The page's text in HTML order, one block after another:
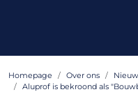
Homepage Over ons
Aluprof is bekroond als